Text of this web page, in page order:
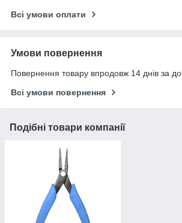
Всі умови оплати
Умови повернення
Повернення товару впродовж 14 днів за
Всі умови повернення
Подібні товари компанії